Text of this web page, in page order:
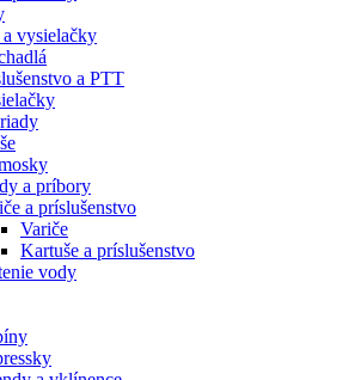
a vysielačky
a PTT
a príbory
a príslušenstvo
Variče
Kartuše a príslušenstvo
vody